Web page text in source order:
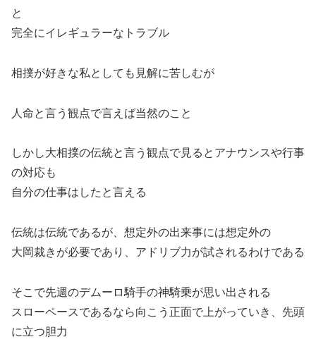
と
完全にイレギュラーなトラブル
相撲が好きな私としても見解に苦しむが
人命と言う観点で言えば当然のこと
しかし大相撲の伝統と言う観点で見るとアナウンスや行事
の対応も
自分の仕事はしたと言える
伝統は伝統であるが、想定外の出来事には想定外の
大岡裁きが必要であり、アドリブ力が試されるわけである
そこで先週のデムーロ騎手の神騎乗が思い出される
スローペースであるなら向こう正面で上がっていき、先頭
に立つ胆力